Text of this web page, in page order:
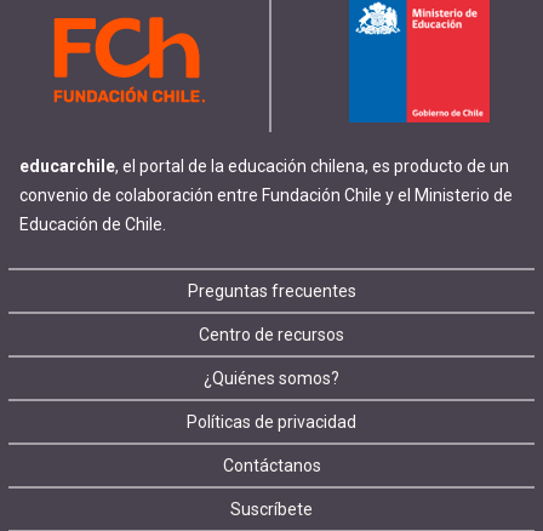
educarchile, el portal de la educación chilena, es producto de un
convenio de colaboración entre Fundación Chile y el Ministerio de
Educación de Chile.
Footer
menu
Preguntas frecuentes
Centro de recursos
¿Quiénes somos?
Políticas de privacidad
Contáctanos
Suscríbete